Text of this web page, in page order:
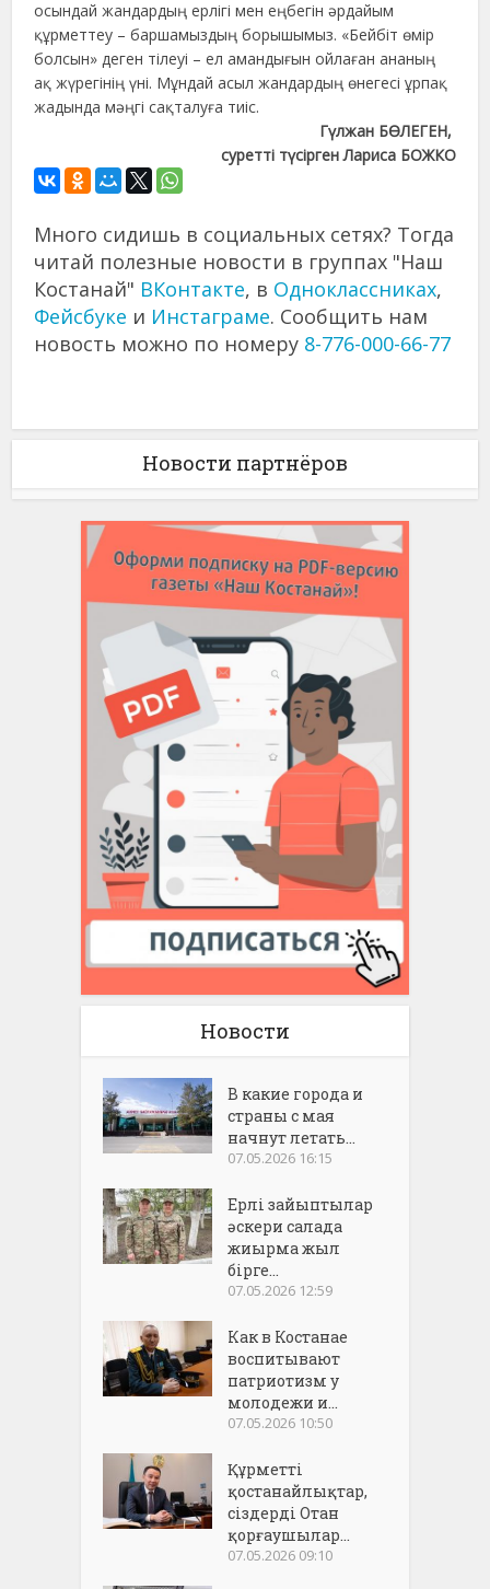
осындай жандардың ерлігі мен еңбегін әрдайым
құрметтеу – баршамыздың борышымыз. «Бейбіт өмір
болсын» деген тілеуі – ел амандығын ойлаған ананың
ақ жүрегінің үні. Мұндай асыл жандардың өнегесі ұрпақ
жадында мәңгі сақталуға тиіс.
Гүлжан БӨЛЕГЕН,
суретті түсірген Лариса БОЖКО
Много сидишь в социальных сетях? Тогда
читай полезные новости в группах "Наш
Костанай" ВКонтакте, в Одноклассниках,
Фейсбуке и Инстаграме. Сообщить нам
новость можно по номеру 8-776-000-66-77
Новости партнёров
Новости
В какие города и
страны с мая
начнут летать...
07.05.2026 16:15
Ерлі зайыптылар
әскери салада
жиырма жыл
бірге...
07.05.2026 12:59
Как в Костанае
воспитывают
патриотизм у
молодежи и...
07.05.2026 10:50
Құрметті
қостанайлықтар,
сіздерді Отан
қорғаушылар...
07.05.2026 09:10